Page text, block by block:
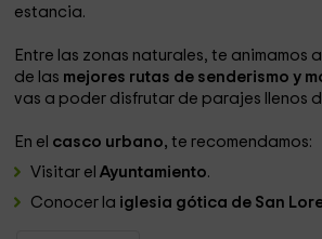
estancia.
Entre las zonas naturales, te animamos
de las mejores rutas de senderismo y
vas a poder disfrutar de parajes llenos
En el casco urbano,te recomendamos:
Visitar elAyuntamiento.
Conocer la iglesia gótica de San